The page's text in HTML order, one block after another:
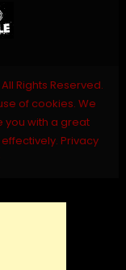
Rights Reserved.
of cookies. We
you with a great
Privacy